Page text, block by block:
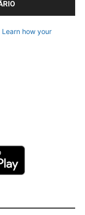
Learn how your